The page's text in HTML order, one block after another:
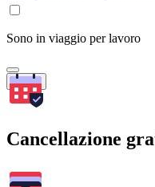
Sono in viaggio per lavoro
Cerca
Cancellazione